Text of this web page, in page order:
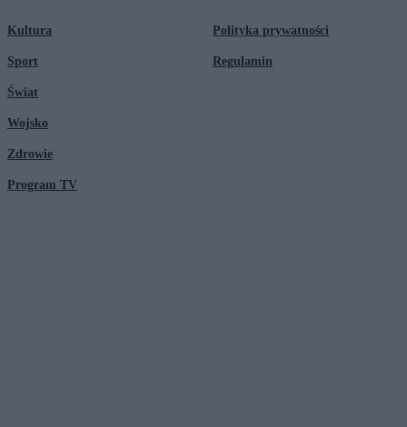
Kultura
Sport
Świat
Wojsko
Zdrowie
Program TV
Polityka prywatności
Regulamin